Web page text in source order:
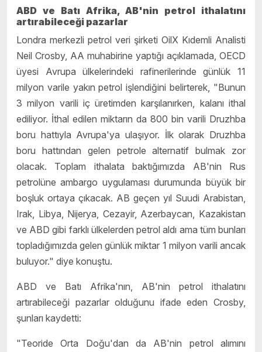
ABD ve Batı Afrika, AB'nin petrol ithalatını
artırabileceği pazarlar
Londra merkezli petrol veri şirketi OilX Kıdemli Analisti
Neil Crosby, AA muhabirine yaptığı açıklamada, OECD
üyesi Avrupa ülkelerindeki rafinerilerinde günlük 11
milyon varile yakın petrol işlendiğini belirterek, "Bunun
3 milyon varili iç üretimden karşılanırken, kalanı ithal
ediliyor. İthal edilen miktarın da 800 bin varili Druzhba
boru hattıyla Avrupa'ya ulaşıyor. İlk olarak Druzhba
boru hattından gelen petrole alternatif bulmak zor
olacak. Toplam ithalata baktığımızda AB'nin Rus
petrolüne ambargo uygulaması durumunda büyük bir
boşluk ortaya çıkacak. AB geçen yıl Suudi Arabistan,
Irak, Libya, Nijerya, Cezayir, Azerbaycan, Kazakistan
ve ABD gibi farklı ülkelerden petrol aldı ama tüm bunları
topladığımızda gelen günlük miktar 1 milyon varili ancak
buluyor." diye konuştu.
ABD ve Batı Afrika'nın, AB'nin petrol ithalatını
artırabileceği pazarlar olduğunu ifade eden Crosby,
şunları kaydetti:
"Teoride Orta Doğu'dan da AB'nin petrol alımını